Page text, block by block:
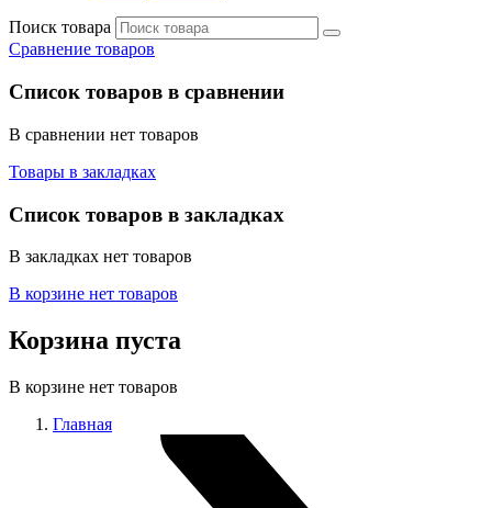
Поиск товара
Сравнение товаров
Список товаров в сравнении
В сравнении нет товаров
Товары в закладках
Список товаров в закладках
В закладках нет товаров
В корзине нет товаров
Корзина пуста
В корзине нет товаров
Главная